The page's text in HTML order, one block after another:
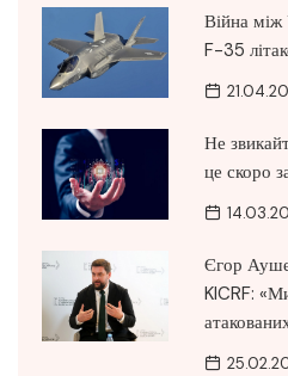
Війна
F-35
Не
це скоро
Єгор
KICRF: